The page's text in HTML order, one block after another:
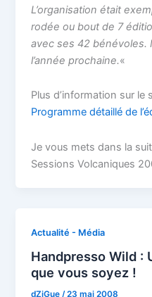
L’organisation était
rodée ou bout de 7
avec ses 42 bénévoles.
l’année prochaine.«
Plus d’information sur le
Programme détaillé de
Je vous mets dans la
Sessions Volcaniques
Actualité - Média
Handpresso Wild :
que vous soyez !
dZiGue/23 mai 2008